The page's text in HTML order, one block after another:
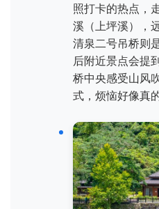
照打卡的热点，
溪（上坪溪），
清泉二号吊桥则
后附近景点会提
桥中央感受山风
式，烦恼好像真